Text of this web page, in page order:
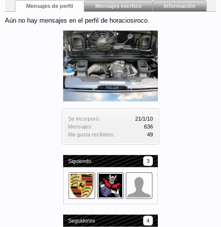
Se incorporó:
21/1/10
Mensajes:
636
Me gusta recibidos:
49
Siguiendo 3
Seguidores 4
Mensajes de perfil Mensajes escritos Información
Aún no hay mensajes en el perfil de horaciosiroco.